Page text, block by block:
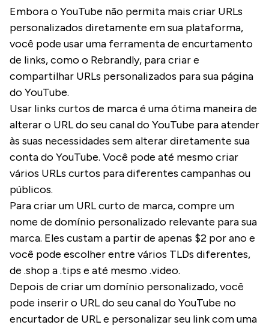
Embora o YouTube não permita mais criar URLs
personalizados diretamente em sua plataforma,
você pode usar uma ferramenta de encurtamento
de links, como o Rebrandly, para criar e
compartilhar URLs personalizados para sua página
do YouTube.
Usar links curtos de marca é uma ótima maneira de
alterar o URL do seu canal do YouTube para atender
às suas necessidades sem alterar diretamente sua
conta do YouTube. Você pode até mesmo criar
vários URLs curtos para diferentes campanhas ou
públicos.
Para criar um URL curto de marca, compre um
nome de domínio personalizado relevante para sua
marca. Eles custam a partir de apenas $2 por ano e
você pode escolher entre vários TLDs diferentes,
de .shop a .tips e até mesmo .video.
Depois de criar um domínio personalizado, você
pode inserir o URL do seu canal do YouTube no
encurtador de URL e personalizar seu link com uma